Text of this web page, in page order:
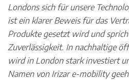
Londons sich für unsere
ist ein klarer Beweis für das
Produkte gesetzt wird und
Zuverlässigkeit. In nachhaltige
wird in London stark investiert
Namen von Irizar e-mobility